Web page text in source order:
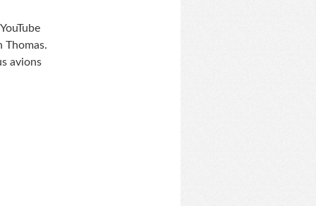
Thomas.
avions